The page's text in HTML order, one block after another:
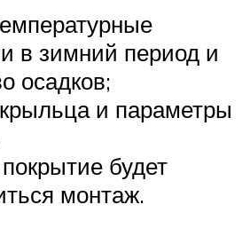
в зимний период и
осадков;
и параметры
будет
монтаж.